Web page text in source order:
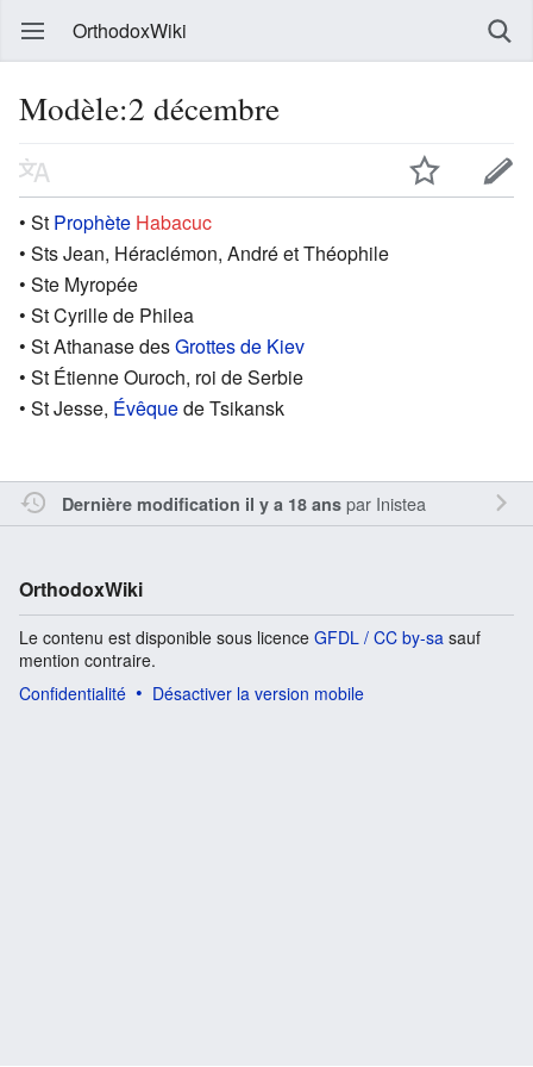
OrthodoxWiki
Modèle:2 décembre
• St Prophète Habacuc
• Sts Jean, Héraclémon, André et Théophile
• Ste Myropée
• St Cyrille de Philea
• St Athanase desGrottes de Kiev
• St Étienne Ouroch, roi de Serbie
• St Jesse, Évêquede Tsikansk
Dernière modification il y a 18 anspar Inistea
OrthodoxWiki
Le contenu est disponible sous licence GFDL / CC by-sa sauf
mention contraire.
Confidentialité
Désactiver la version mobile